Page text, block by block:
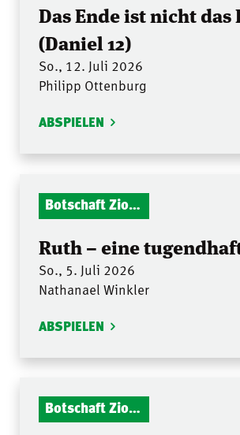
Das Ende ist nicht das
(Daniel 12)
So., 12. Juli 2026
Philipp Ottenburg
ABSPIELEN
Botschaft Zionshalle
Ruth – eine
So., 5. Juli 2026
Nathanael Winkler
ABSPIELEN
Botschaft Zionshalle